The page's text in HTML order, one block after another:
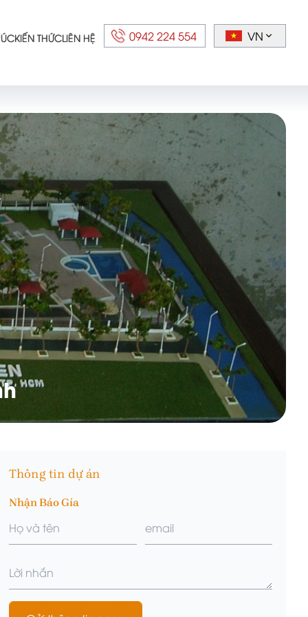
KIẾN THỨCLIÊN HỆ 0942 224 554 VN
Thông tin dự án
Nhận Báo Gía